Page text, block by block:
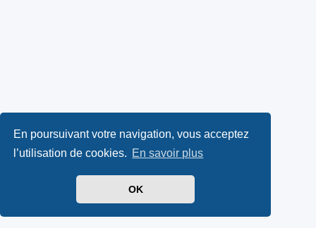
En poursuivant votre navigation, vous acceptez
l’utilisation de cookies. En savoir plus
OK